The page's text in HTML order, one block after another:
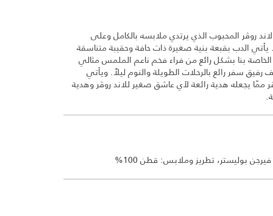
روڤر المحبوب الذي يرتدي ملابسه بالكامل وعلى
الدب بقبعة بنية صغيرة ذات حافة وحقيبة متناسقة
بنا بشكل رائع من فراء فخم ناعم الملمس مثالي
سفر رائع بالرحلات الطويلة والنوم ليلاً. ويأتي
يجعله هدية رائعة لأي عاشق صغير للاند روڤر وهدية